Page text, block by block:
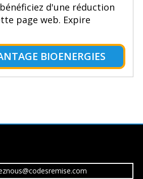
d'une réduction
page web. Expire
BIOENERGIES